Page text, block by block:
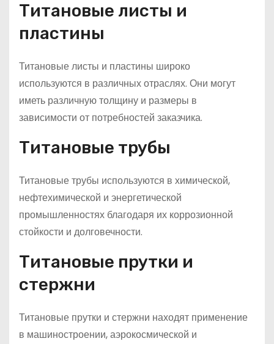
Титановые листы и
пластины
Титановые листы и пластины широко
используются в различных отраслях. Они могут
иметь различную толщину и размеры в
зависимости от потребностей заказчика.
Титановые трубы
Титановые трубы используются в химической,
нефтехимической и энергетической
промышленностях благодаря их коррозионной
стойкости и долговечности.
Титановые прутки и
стержни
Титановые прутки и стержни находят применение
в машиностроении, аэрокосмической и